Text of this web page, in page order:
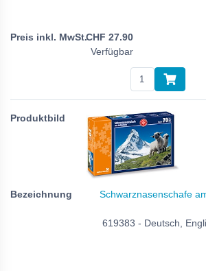
CHF 27.90
Verfügbar
Schwarznasenschafe
619383 - Deutsch,